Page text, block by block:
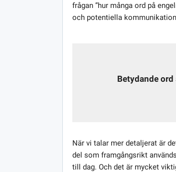
frågan ”hur många ord på
och potentiella
Betydande ord
När vi talar mer detaljerat är
del som framgångsrikt
till dag. Och det är mycket